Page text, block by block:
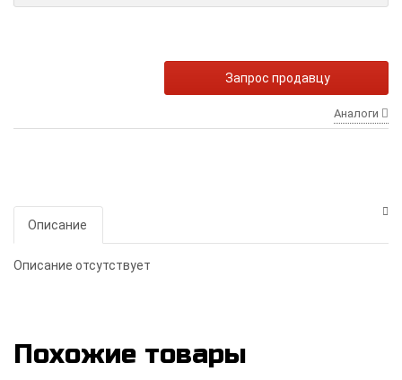
Аналоги
Запрос продавцу
Описание
Описание отсутствует
Похожие товары